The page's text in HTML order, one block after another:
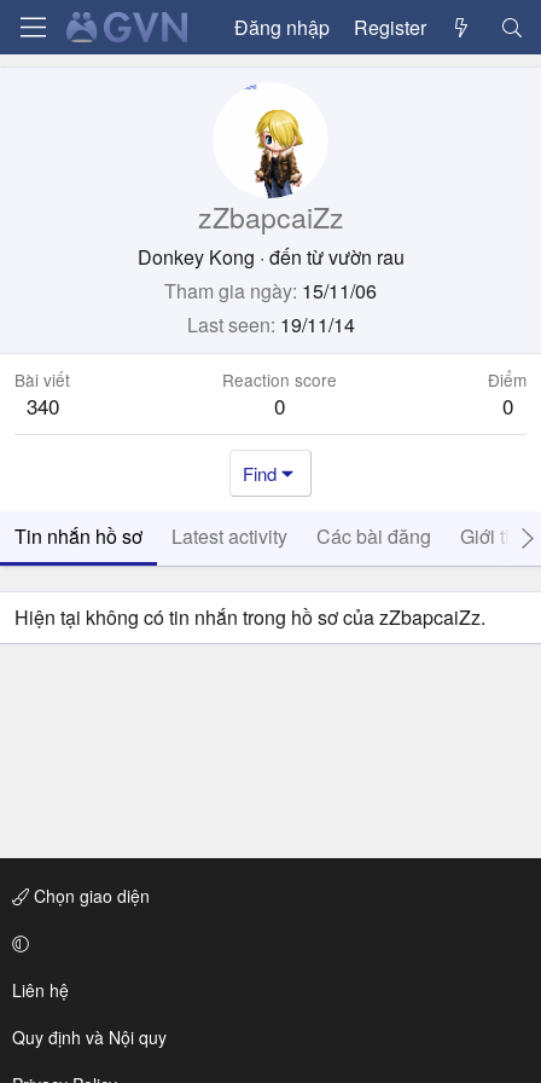
Đăng nhập Register
zZbapcaiZz
Donkey Kong · đến từvườn rau
Tham gia ngày 15/11/06
Last seen 19/11/14
Bài viết
340
Reaction score
0
Điểm
0
Find
Tin nhắn hồ sơ Latest activity Các bài đăng Giới thiệu
Hiện tại không có tin nhắn trong hồ sơ của zZbapcaiZz.
Chọn giao diện
Liên hệ
Quy định và Nội quy